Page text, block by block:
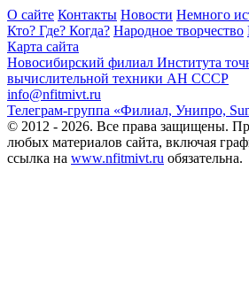
О сайте Контакты Новости Немного
Кто? Где? Когда? Народное творчество
Карта сайта
Новосибирский филиал Института
вычислительной техники АН СССР
info@nfitmivt.ru
Телеграм-группа «Филиал, Унипро,
© 2012 - 2026. Все права защищены.
любых материалов сайта, включая
ссылка на www.nfitmivt.ru обязательна.